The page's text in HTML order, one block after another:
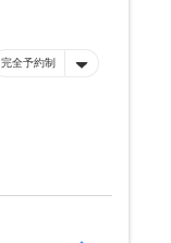
完全予約制